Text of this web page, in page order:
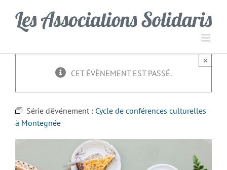
contenu
CET ÉVÈNEMENT EST PASSÉ.
×
Série d'événement : Cycle de conférences culturelles
à Montegnée